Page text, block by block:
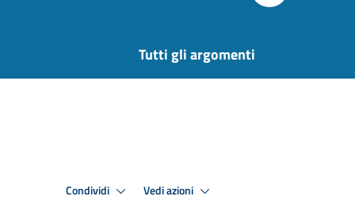
Tutti gli argomenti
Condividi Vedi azioni